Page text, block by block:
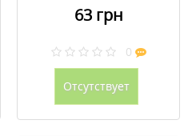
63 грн
0
Отсутствует